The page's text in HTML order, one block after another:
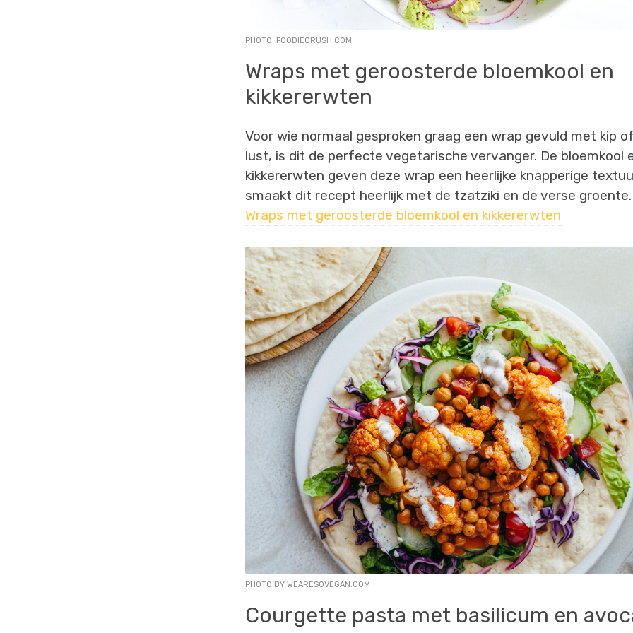
PHOTO: FOODIECRUSH.COM
Wraps met geroosterde bloemkool en
kikkererwten
Voor wie normaal gesproken graag een wrap gevuld met kip
lust, is dit de perfecte vegetarische vervanger. De bloemkool
kikkererwten geven deze wrap een heerlijke knapperige
smaakt dit recept heerlijk met de tzatziki en de verse
Wraps met geroosterde bloemkool en kikkererwten
PHOTO BY WEARESOVEGAN.COM
Courgette pasta met basilicum en